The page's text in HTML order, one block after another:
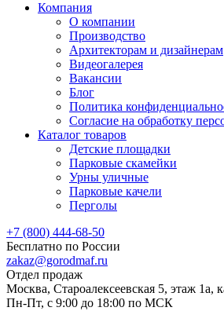
Компания
О компании
Производство
Архитекторам и дизайнерам
Видеогалерея
Вакансии
Блог
Политика
Согласие на обработку
Каталог товаров
Детские площадки
Парковые скамейки
Урны уличные
Парковые качели
Перголы
+7 (800) 444-68-50
Бесплатно по России
zakaz@gorodmaf.ru
Отдел продаж
Москва, Староалексеевская 5, этаж 1а,
Пн-Пт, с 9:00 до 18:00 по МСК